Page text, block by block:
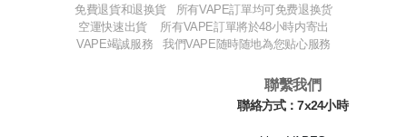
免費退貨和退换貨 所有VAPE訂單均可免费退换货
空運快速出貨 所有VAPE訂單將於48小時内寄出
VAPE竭誠服務 我們VAPE随時随地為您贴心服務
聯繫我們
聯絡方式：7x24小時